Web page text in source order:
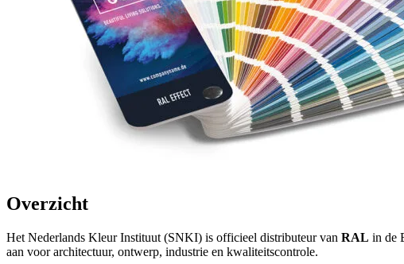
Overzicht
Het Nederlands Kleur Instituut (SNKI) is officieel distributeur van RAL in de
aan voor architectuur, ontwerp, industrie en kwaliteitscontrole.